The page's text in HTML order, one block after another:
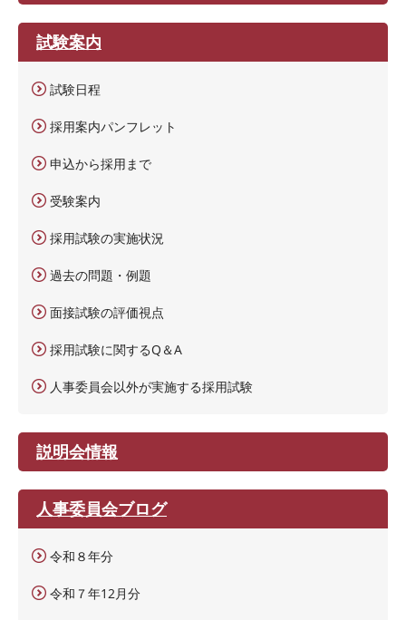
試験案内
試験日程
採用案内パンフレット
申込から採用まで
受験案内
採用試験の実施状況
過去の問題・例題
面接試験の評価視点
採用試験に関するQ＆A
人事委員会以外が実施する採用試験
説明会情報
人事委員会ブログ
令和８年分
令和７年12月分